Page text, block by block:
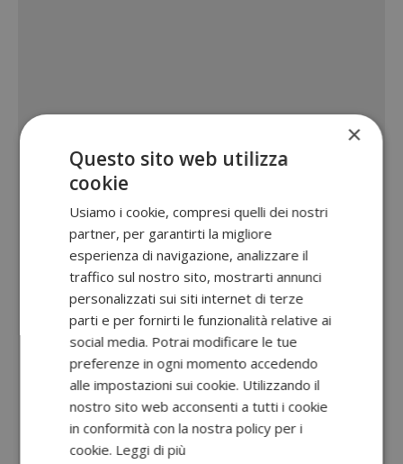
×
Questo sito web utilizza
cookie
Usiamo i cookie, compresi quelli dei nostri
partner, per garantirti la migliore
esperienza di navigazione, analizzare il
traffico sul nostro sito, mostrarti annunci
personalizzati sui siti internet di terze
parti e per fornirti le funzionalità relative ai
social media. Potrai modificare le tue
preferenze in ogni momento accedendo
alle impostazioni sui cookie. Utilizzando il
nostro sito web acconsenti a tutti i cookie
in conformità con la nostra policy per i
cookie. Leggi di più